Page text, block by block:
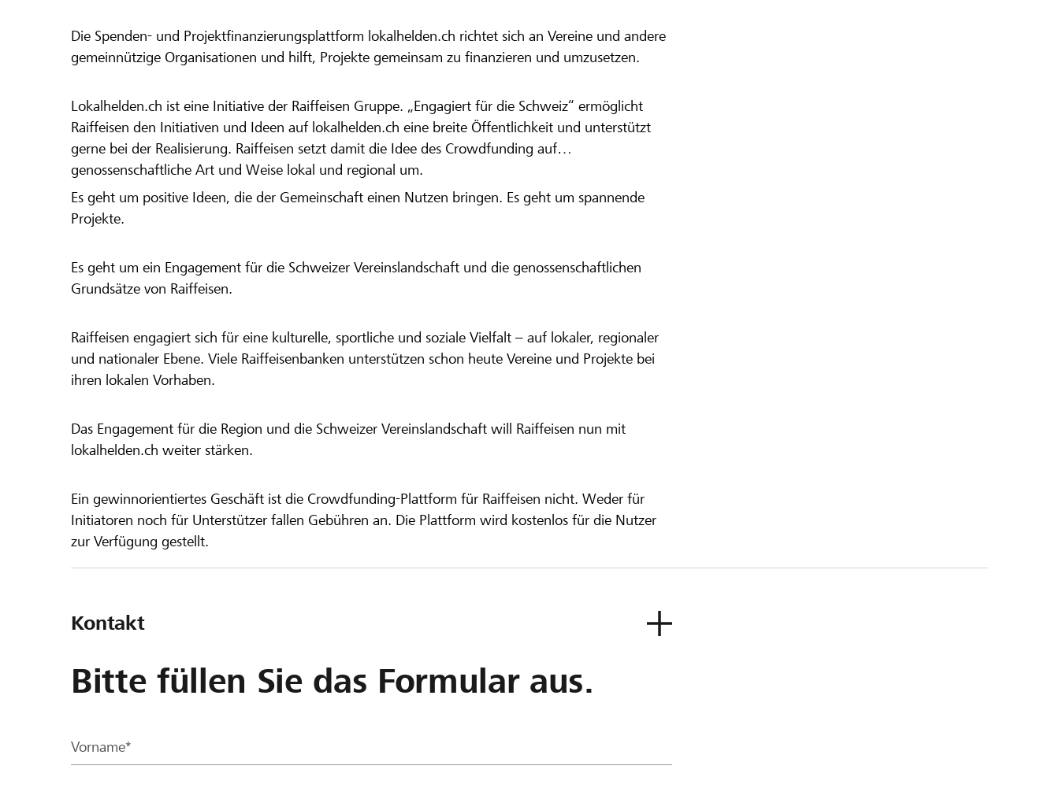
Die Spenden- und Projektfinanzierungsplattform lokalhelden.ch richtet sich an Vereine und andere
gemeinnützige Organisationen und hilft, Projekte gemeinsam zu finanzieren und umzusetzen.
Lokalhelden.ch ist eine Initiative der Raiffeisen Gruppe. „Engagiert für die Schweiz“ ermöglicht
Raiffeisen den Initiativen und Ideen auf lokalhelden.ch eine breite Öffentlichkeit und unterstützt
gerne bei der Realisierung. Raiffeisen setzt damit die Idee des Crowdfunding auf
genossenschaftliche Art und Weise lokal und regional um.
Es geht um positive Ideen, die der Gemeinschaft einen Nutzen bringen. Es geht um spannende
Projekte.
Es geht um ein Engagement für die Schweizer Vereinslandschaft und die genossenschaftlichen
Grundsätze von Raiffeisen.
Raiffeisen engagiert sich für eine kulturelle, sportliche und soziale Vielfalt – auf lokaler, regionaler
und nationaler Ebene. Viele Raiffeisenbanken unterstützen schon heute Vereine und Projekte bei
ihren lokalen Vorhaben.
Das Engagement für die Region und die Schweizer Vereinslandschaft will Raiffeisen nun mit
lokalhelden.ch weiter stärken.
Ein gewinnorientiertes Geschäft ist die Crowdfunding-Plattform für Raiffeisen nicht. Weder für
Initiatoren noch für Unterstützer fallen Gebühren an. Die Plattform wird kostenlos für die Nutzer
zur Verfügung gestellt.
Kontakt
Bitte füllen Sie das Formular aus.
Vorname*